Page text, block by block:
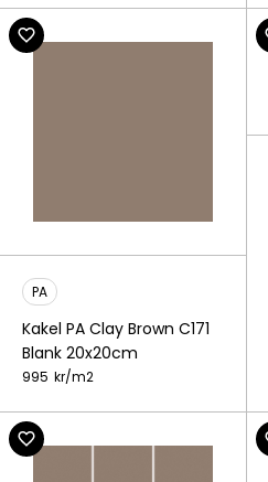
PA
Kakel PA Clay Brown C171
Blank 20x20cm
995 kr/m2